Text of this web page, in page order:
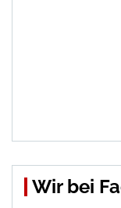
Wir bei